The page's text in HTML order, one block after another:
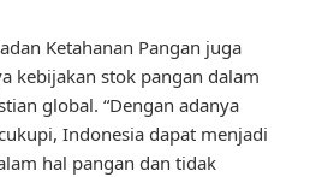
Ketahanan Pangan juga
kebijakan stok pangan dalam
global. “Dengan adanya
Indonesia dapat menjadi
hal pangan dan tidak